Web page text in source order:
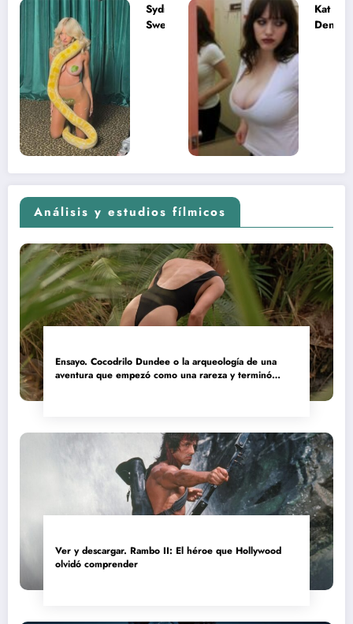
Sydney
Sweeney
adolescente
Kat
Análisis y estudios fílmicos
Ensayo. Cocodrilo Dundee o la arqueología de una
aventura que empezó como una rareza y terminó
Ver y descargar. Rambo II: El héroe que Hollywood
olvidó comprender